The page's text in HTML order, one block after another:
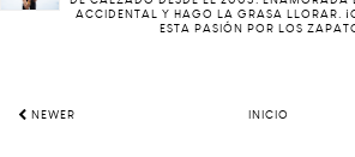
ACCIDENTAL Y HAGO LA GRASA LLORAR.
ESTA PASIÓN POR LOS
NEWER INICIO